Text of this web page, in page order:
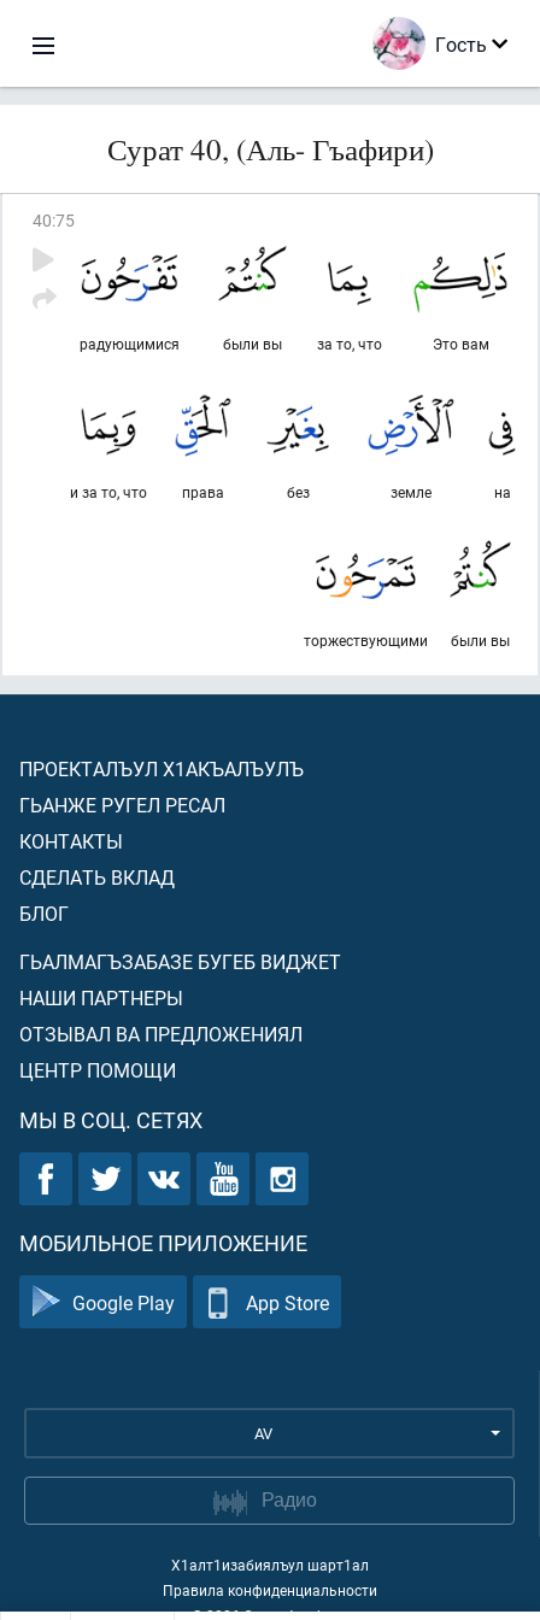
Гость
Сурат 40, (Аль- Гъафири)
40:75
Это вам
за то, что
были вы
радующимися
на
земле
без
права
и за то, что
были вы
торжествующими
ПРОЕКТАЛЪУЛ Х1АКЪАЛЪУЛЪ
ГЬАНЖЕ РУГЕЛ РЕСАЛ
КОНТАКТЫ
СДЕЛАТЬ ВКЛАД
БЛОГ
ГЬАЛМАГЪЗАБАЗЕ БУГЕБ ВИДЖЕТ
НАШИ ПАРТНЕРЫ
ОТЗЫВАЛ ВА ПРЕДЛОЖЕНИЯЛ
ЦЕНТР ПОМОЩИ
МЫ В СОЦ. СЕТЯХ
МОБИЛЬНОЕ ПРИЛОЖЕНИЕ
Google Play App Store
AV
Радио
Х1алт1изабиялъул шарт1ал
Правила конфиденциальности
©2026Quran Academy